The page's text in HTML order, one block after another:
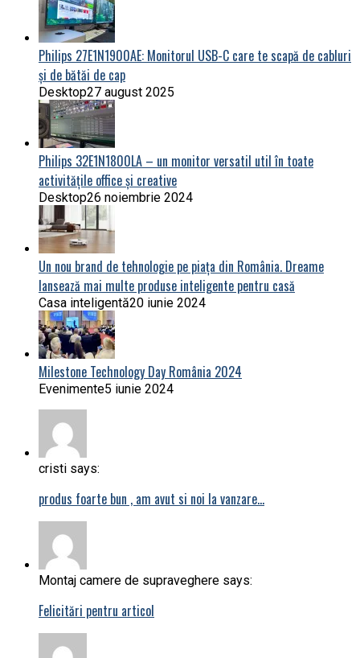
Philips 27E1N1900AE: Monitorul USB-C care te scapă de cabluri
și de bătăi de cap
Desktop27 august 2025
Philips 32E1N1800LA – un monitor versatil util în toate
activitățile office și creative
Desktop26 noiembrie 2024
Un nou brand de tehnologie pe piața din România. Dreame
lansează mai multe produse inteligente pentru casă
Casa inteligentă20 iunie 2024
Milestone Technology Day România 2024
Evenimente5 iunie 2024
cristi says:
produs foarte bun , am avut si noi la vanzare…
Montaj camere de supraveghere says:
Felicitări pentru articol